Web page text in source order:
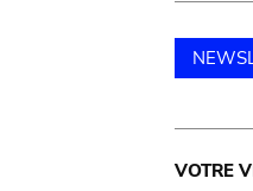
VOTRE